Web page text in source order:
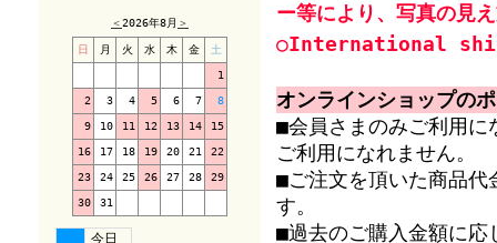
＜2026年8月 ＞
日 月 火 水 木 金 土
1
2 3 4 5 6 7 8
9 10 11 12 13 14 15
16 17 18 19 20 21 22
23 24 25 26 27 28 29
30 31
今日
ー等により、写真の見
○International
オンラインショップの
■会員さまのみご利用に
ご利用になれません。
■ご注文を頂いた商品代
す。
■過去のご購入金額に応